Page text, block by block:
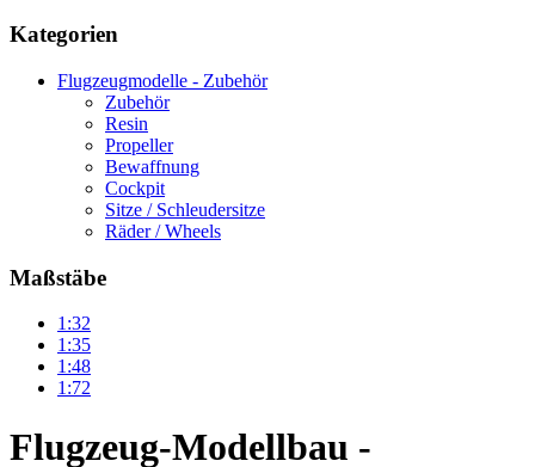
Kategorien
Flugzeugmodelle - Zubehör
Zubehör
Resin
Propeller
Bewaffnung
Cockpit
Sitze / Schleudersitze
Räder / Wheels
Maßstäbe
1:32
1:35
1:48
1:72
Flugzeug-Modellbau -